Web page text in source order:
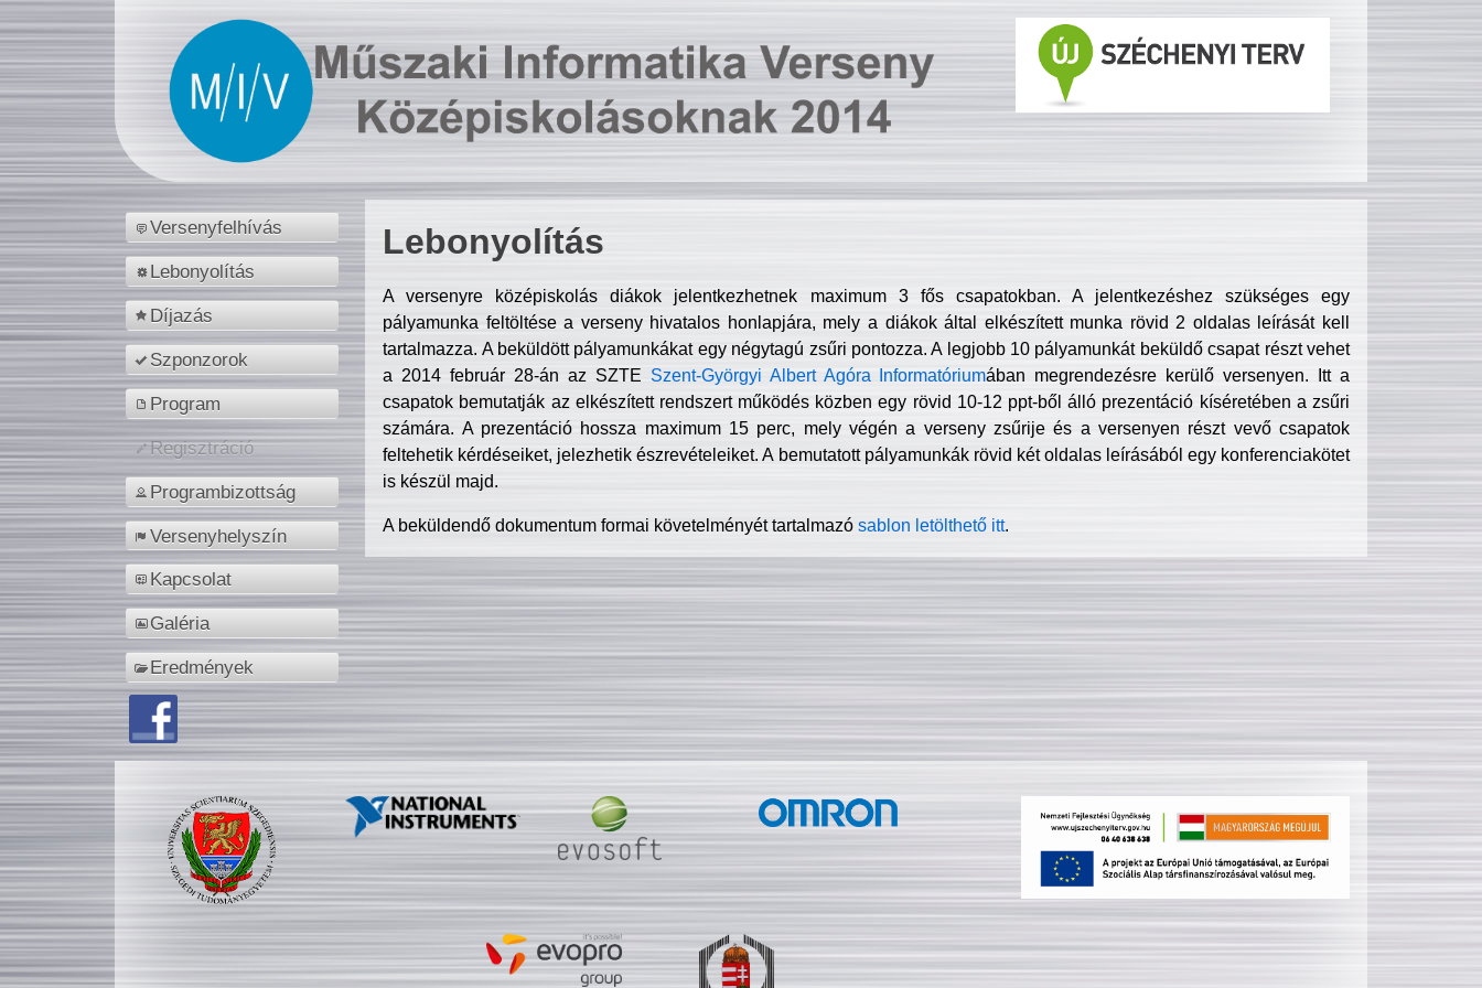
Versenyfelhívás
Lebonyolítás
Díjazás
Szponzorok
Program
Regisztráció
Programbizottság
Versenyhelyszín
Kapcsolat
Galéria
Eredmények
Lebonyolítás
A versenyre középiskolás diákok jelentkezhetnek maximum 3 fős csapatokban. A jelentkezéshez szükséges egy
pályamunka feltöltése a verseny hivatalos honlapjára, mely a diákok által elkészített munka rövid 2 oldalas leírását kell
tartalmazza. A beküldött pályamunkákat egy négytagú zsűri pontozza. A legjobb 10 pályamunkát beküldő csapat részt vehet
a 2014 február 28-án az SZTE Szent-Györgyi Albert Agóra Informatóriumában megrendezésre kerülő versenyen. Itt a
csapatok bemutatják az elkészített rendszert működés közben egy rövid 10-12 ppt-ből álló prezentáció kíséretében a zsűri
számára. A prezentáció hossza maximum 15 perc, mely végén a verseny zsűrije és a versenyen részt vevő csapatok
feltehetik kérdéseiket, jelezhetik észrevételeiket. A bemutatott pályamunkák rövid két oldalas leírásából egy konferenciakötet
is készül majd.
A beküldendő dokumentum formai követelményét tartalmazósablon letölthető itt.